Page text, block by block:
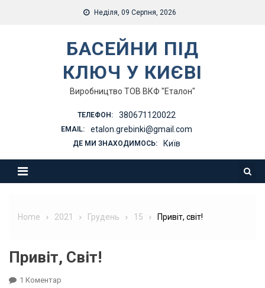
Неділя, 09 Серпня, 2026
БАСЕЙНИ ПІД
КЛЮЧ У КИЄВІ
Виробництво ТОВ ВКФ "Еталон"
ТЕЛЕФОН: 380671120022
EMAIL: etalon.grebinki@gmail.com
ДЕ МИ ЗНАХОДИМОСЬ: Київ
Home 2021 Грудень 15 Привіт, світ!
Привіт, Світ!
1 Коментар